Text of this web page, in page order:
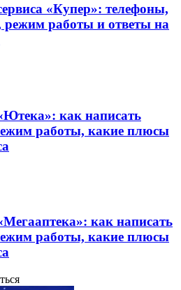
«Купер»: телефоны,
работы и ответы на
как написать
работы, какие плюсы
как написать
работы, какие плюсы